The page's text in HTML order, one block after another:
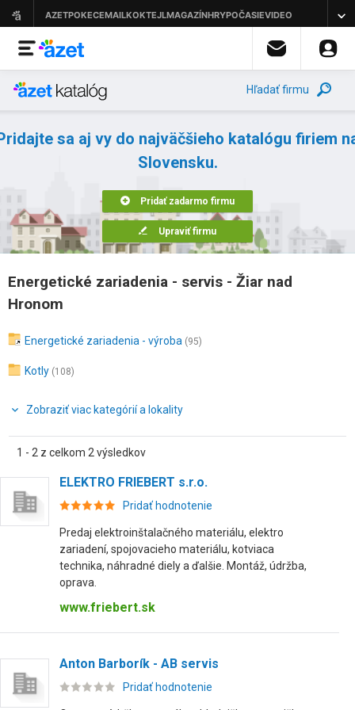
Hľadať firmu
sa aj vy do najväčšieho katalógu firiem
Slovensku.
Pridať zadarmo firmu
Upraviť firmu
Energetické zariadenia - servis - Žiar nad
Hronom
Energetické zariadenia - výroba (95)
Kotly (108)
Zobraziť viac kategórií a lokality
1 - 2 z celkom 2 výsledkov
ELEKTRO FRIEBERT s.r.o.
Pridať hodnotenie
Predaj elektroinštalačného materiálu, elektro
zariadení, spojovacieho materiálu, kotviaca
technika, náhradné diely a ďalšie. Montáž, údržba,
oprava.
www.friebert.sk
Anton Barborík - AB servis
Pridať hodnotenie